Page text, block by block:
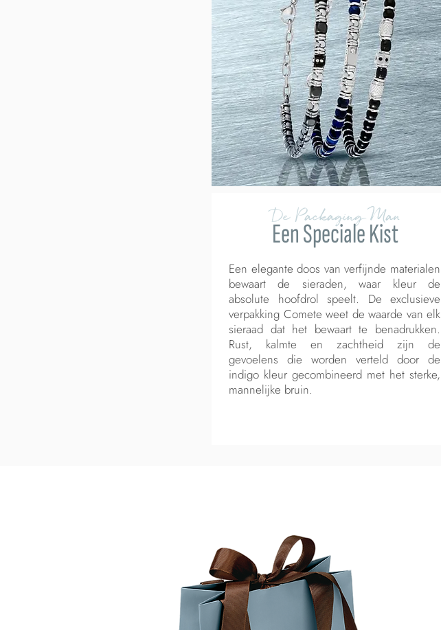
De Packaging Man
Een Speciale Kist
Een elegante doos van verfijnde materialen
bewaart de sieraden, waar kleur de
absolute hoofdrol speelt. De exclusieve
verpakking Comete weet de waarde van elk
sieraad dat het bewaart te benadrukken.
Rust, kalmte en zachtheid zijn de
gevoelens die worden verteld door de
indigo kleur gecombineerd met het sterke,
mannelijke bruin.